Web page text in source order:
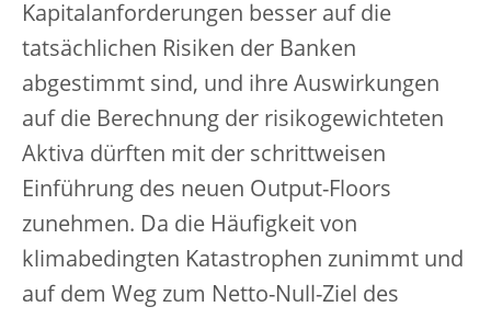
Kapitalanforderungen besser auf die
tatsächlichen Risiken der Banken
abgestimmt sind, und ihre Auswirkungen
auf die Berechnung der risikogewichteten
Aktiva dürften mit der schrittweisen
Einführung des neuen Output-Floors
zunehmen. Da die Häufigkeit von
klimabedingten Katastrophen zunimmt und
auf dem Weg zum Netto-Null-Ziel des